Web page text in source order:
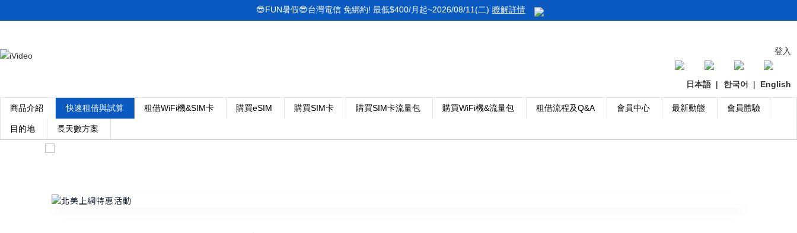
登入
日本語 | 한국어 | English
商品介紹 快速租借與試算 租借WiFi機&SIM卡 購買eSIM 購買SIM卡 購買SIM卡流量包 購買WiFi機&流量包 租借流程及Q&A 會員中心 最新動態 會員體驗
目的地 長天數方案
😎FUN暑假😎台灣電信 免綁約! 最低$400/月起~2026/08/11(二) 瞭解詳情